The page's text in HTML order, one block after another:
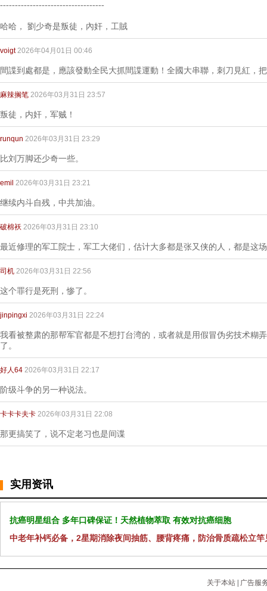
-----------------------------------
哈哈， 劉少奇是叛徒，內奸，工賊
voigt 2026年04月01日 00:46
間諜到處都是，應該發動全民大抓間諜運動！全國大串聯，刺刀見紅，
麻辣搁笔 2026年03月31日 23:57
叛徒，内奸，军贼！
runqun 2026年03月31日 23:29
比刘万脚还少奇一些。
emil 2026年03月31日 23:21
继续内斗自残，中共加油。
破棉袄 2026年03月31日 23:10
最近修理的军工院士，军工大佬们，估计大多都是张又侠的人，都是这
司机 2026年03月31日 22:56
这个罪行是死刑，惨了。
jinpingxi 2026年03月31日 22:24
我看被整肃的那帮军官都是不想打台湾的，或者就是用假冒伪劣技术糊
了。
好人64 2026年03月31日 22:17
阶级斗争的另一种说法。
卡卡卡夫卡 2026年03月31日 22:08
那更搞笑了，说不定老习也是间谍
实用资讯
抗癌明星组合 多年口碑保证！天然植物萃取 有效对抗癌细胞
中老年补钙必备，2星期消除夜间抽筋、腰背疼痛，防治骨质疏松立竿
关于本站
广告服